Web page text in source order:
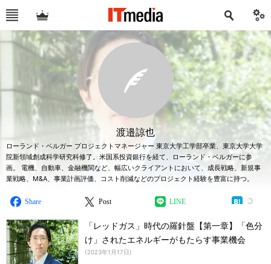
渡邉諒也
ローランド・ベルガー プロジェクトマネージャー 東京大学工学部卒業、東京大学大学
院新領域創成科学研究科修了。米国系投資銀行を経て、ローランド・ベルガーに参
画。 電機、自動車、金融機関など、幅広いクライアントにおいて、成長戦略、新規事
業戦略、M&A、事業計画評価、コスト削減などのプロジェクト経験を豊富に持つ。
Share Post LINE
「レッドガス」時代の羅針盤【第一章】「色分
け」されたエネルギーがもたらす事業機会
(2023年1月17日)